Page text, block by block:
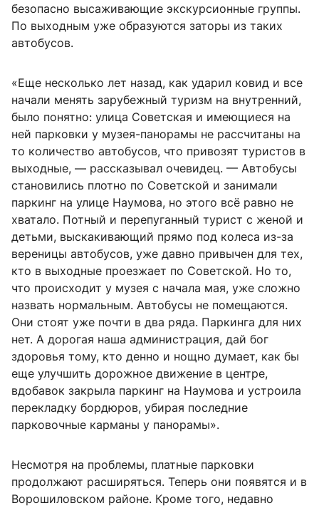
безопасно высаживающие экскурсионные группы.
По выходным уже образуются заторы из таких
автобусов.
«Еще несколько лет назад, как ударил ковид и все
начали менять зарубежный туризм на внутренний,
было понятно: улица Советская и имеющиеся на
ней парковки у музея-панорамы не рассчитаны на
то количество автобусов, что привозят туристов в
выходные, — рассказывал очевидец. — Автобусы
становились плотно по Советской и занимали
паркинг на улице Наумова, но этого всё равно не
хватало. Потный и перепуганный турист с женой и
детьми, выскакивающий прямо под колеса из-за
вереницы автобусов, уже давно привычен для тех,
кто в выходные проезжает по Советской. Но то,
что происходит у музея с начала мая, уже сложно
назвать нормальным. Автобусы не помещаются.
Они стоят уже почти в два ряда. Паркинга для них
нет. А дорогая наша администрация, дай бог
здоровья тому, кто денно и нощно думает, как бы
еще улучшить дорожное движение в центре,
вдобавок закрыла паркинг на Наумова и устроила
перекладку бордюров, убирая последние
парковочные карманы у панорамы».
Несмотря на проблемы, платные парковки
продолжают расширяться. Теперь они появятся и в
Ворошиловском районе. Кроме того, недавно